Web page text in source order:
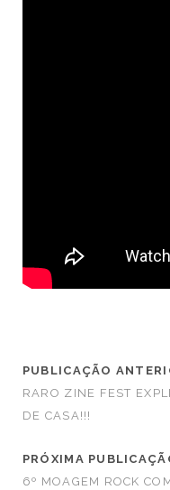
PUBLICAÇÃO
RARO ZINE FEST
DE CASA!!!
PRÓXIMA
6º MOAGEM ROCK